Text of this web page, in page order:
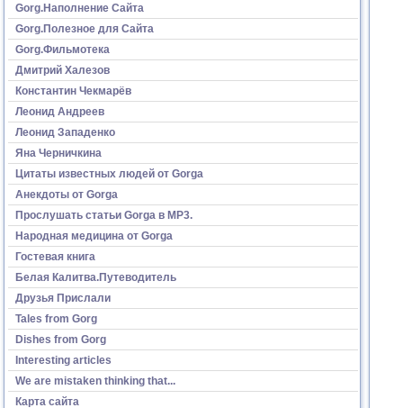
Gorg.Наполнение Сайта
Gorg.Полезное для Сайта
Gorg.Фильмотека
Дмитрий Халезов
Константин Чекмарёв
Леонид Андреев
Леонид Западенко
Яна Черничкина
Цитаты известных людей от Gorga
Анекдоты от Gorga
Прослушать статьи Gorga в МР3.
Народная медицина от Gorga
Гостевая книга
Белая Калитва.Путеводитель
Друзья Прислали
Tales from Gorg
Dishes from Gorg
Interesting articles
We are mistaken thinking that...
Карта сайта